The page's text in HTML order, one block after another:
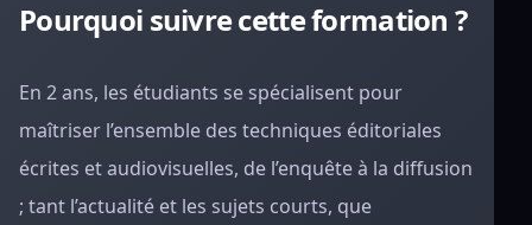
Pourquoi suivre cette formation ?
En 2 ans, les étudiants se spécialisent pour
maîtriser l’ensemble des techniques éditoriales
écrites et audiovisuelles, de l’enquête à la diffusion
; tant l’actualité et les sujets courts, que